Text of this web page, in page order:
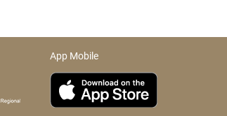
App Mobile